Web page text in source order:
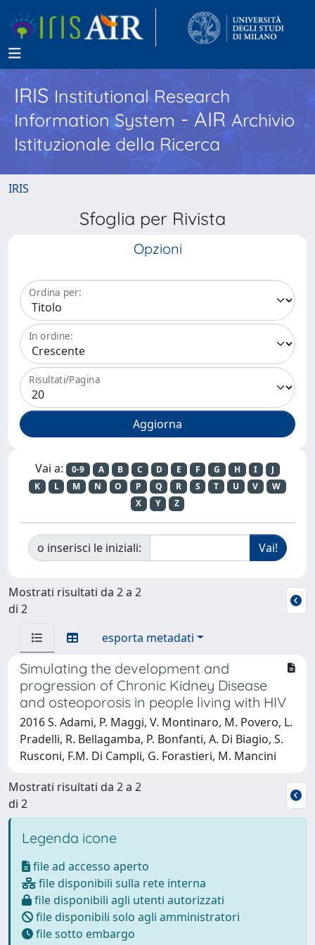
IRISInstitutional Research
Information System - AIR Archivio
Istituzionale della Ricerca
IRIS
Sfoglia per Rivista
Opzioni
Ordina per:
In ordine:
Risultati/Pagina
Vai a: 0-9 A B C D E F G H I
J
K
L M N O P Q R S T U V
W
X
Y Z
o inserisci le iniziali:
Mostrati risultati da 2 a 2
di 2
esporta metadati
Simulating the development and
progression of Chronic Kidney Disease
and osteoporosis in people living with HIV
2016 S. Adami, P. Maggi, V. Montinaro, M. Povero, L.
Pradelli, R. Bellagamba, P. Bonfanti, A. Di Biagio, S.
Rusconi, F.M. Di Campli, G. Forastieri, M. Mancini
Mostrati risultati da 2 a 2
di 2
Legenda icone
file ad accesso aperto
file disponibili sulla rete interna
file disponibili agli utenti autorizzati
file disponibili solo agli amministratori
file sotto embargo